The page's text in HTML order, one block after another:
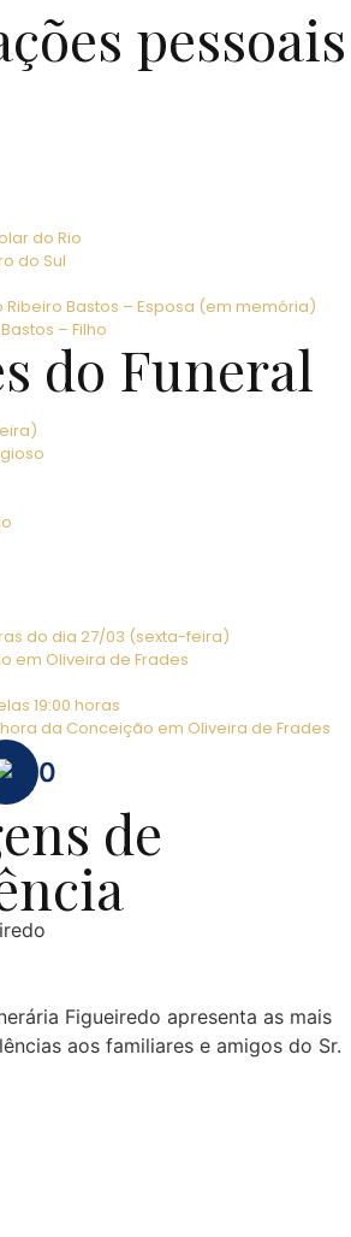
pessoais
do Rio
do Sul
Bastos – Esposa (em memória)
– Filho
do Funeral
do dia 27/03 (sexta-feira)
em Oliveira de Frades
19:00 horas
da Conceição em Oliveira de Frades
0
de
Figueiredo apresenta as mais
aos familiares e amigos do Sr.